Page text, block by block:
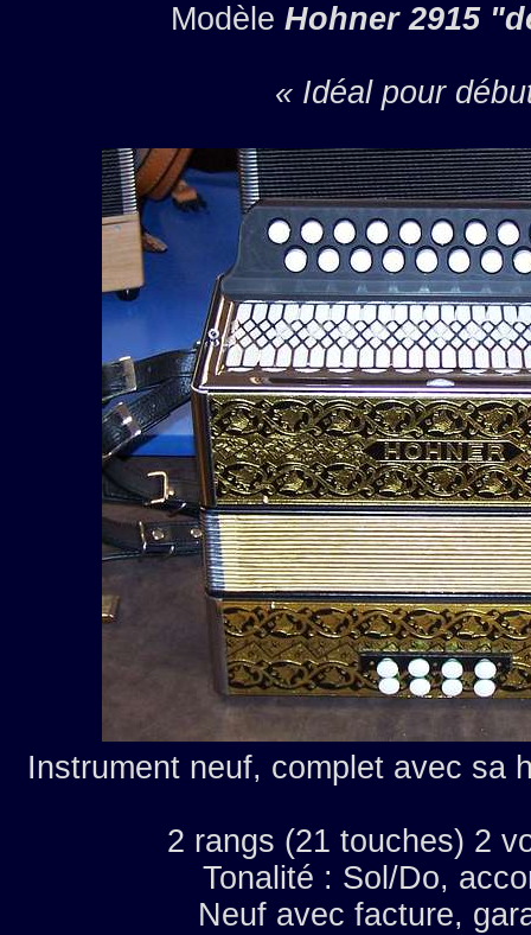
Modèle Hohner 2915
« Idéal pour
Instrument neuf, complet avec sa
2 rangs (21 touches) 2
Tonalité : Sol/Do,
Neuf avec facture,